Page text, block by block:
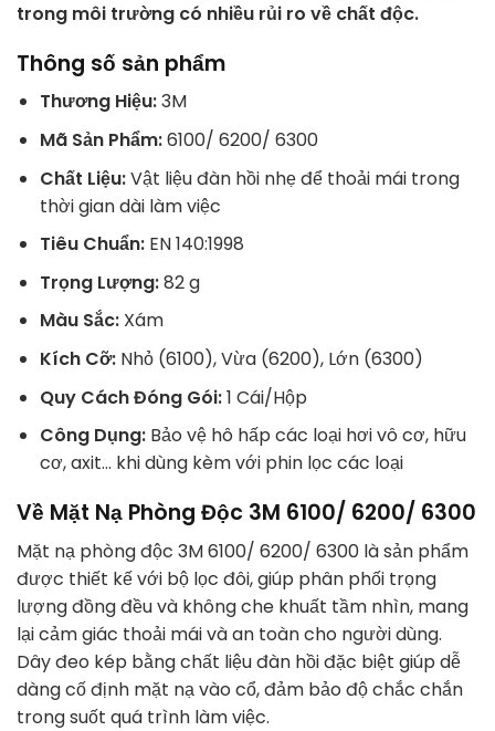
trong môi trường có nhiều rủi ro về chất độc.
Thông số sản phẩm
Thương Hiệu:3M
Mã Sản Phẩm:6100/ 6200/ 6300
Chất Liệu:Vật liệu đàn hồi nhẹ để thoải mái trong
thời gian dài làm việc
Tiêu Chuẩn:EN 140:1998
Trọng Lượng:82 g
Màu Sắc:Xám
Kích Cỡ:Nhỏ (6100), Vừa (6200), Lớn (6300)
Quy Cách Đóng Gói:1 Cái/Hộp
Công Dụng:Bảo vệ hô hấp các loại hơi vô cơ, hữu
cơ, axit… khi dùng kèm với phin lọc các loại
Về Mặt Nạ Phòng Độc 3M 6100/ 6200/ 6300
Mặt nạ phòng độc 3M 6100/ 6200/ 6300 là sản phẩm
được thiết kế với bộ lọc đôi, giúp phân phối trọng
lượng đồng đều và không che khuất tầm nhìn, mang
lại cảm giác thoải mái và an toàn cho người dùng.
Dây đeo kép bằng chất liệu đàn hồi đặc biệt giúp dễ
dàng cố định mặt nạ vào cổ, đảm bảo độ chắc chắn
trong suốt quá trình làm việc.